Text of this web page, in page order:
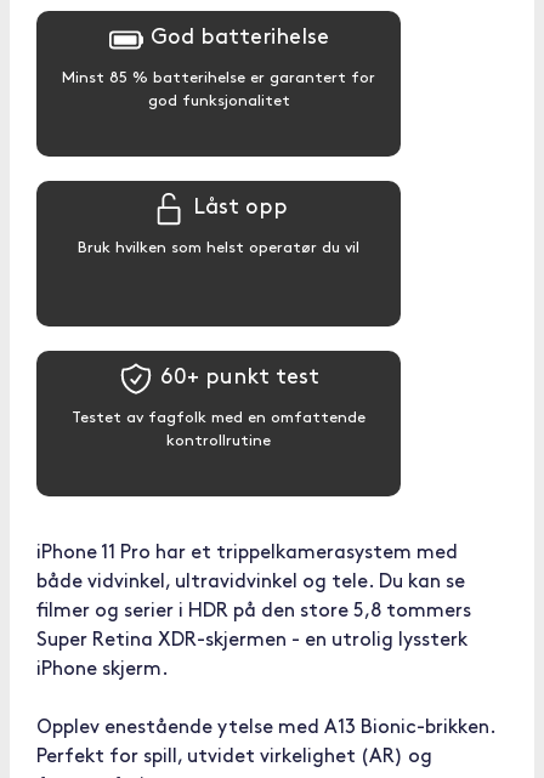
God batterihelse
Minst 85 % batterihelse er garantert for
god funksjonalitet
Låst opp
Bruk hvilken som helst operatør du vil
60+ punkt test
Testet av fagfolk med en omfattende
kontrollrutine
iPhone 11 Pro har et trippelkamerasystem med
både vidvinkel, ultravidvinkel og tele. Du kan se
filmer og serier i HDR på den store 5,8 tommers
Super Retina XDR-skjermen - en utrolig lyssterk
iPhone skjerm.
Opplev enestående ytelse med A13 Bionic-brikken.
Perfekt for spill, utvidet virkelighet (AR) og